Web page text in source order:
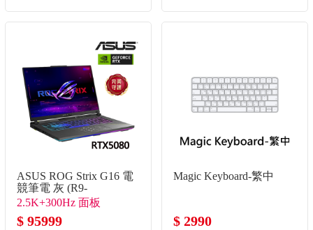
ASUS ROG Strix G16 電
競筆電 灰 (R9-
8940HX/16G/1TB
SSD/GeForce RTX5080)
2.5K+300Hz 面板
$ 95999
Magic Keyboard-繁中
$ 2990